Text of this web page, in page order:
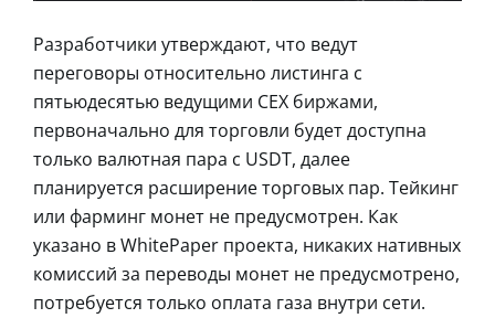
Разработчики утверждают, что ведут
переговоры относительно листинга с
пятьюдесятью ведущими CEX биржами,
первоначально для торговли будет доступна
только валютная пара с USDT, далее
планируется расширение торговых пар. Тейкинг
или фарминг монет не предусмотрен. Как
указано в WhitePaper проекта, никаких нативных
комиссий за переводы монет не предусмотрено,
потребуется только оплата газа внутри сети.